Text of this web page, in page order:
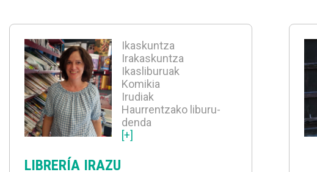
Ikaskuntza
Irakaskuntza
Ikasliburuak
Komikia
Irudiak
Haurrentzako liburu-
denda
[+]
LIBRERÍA IRAZU